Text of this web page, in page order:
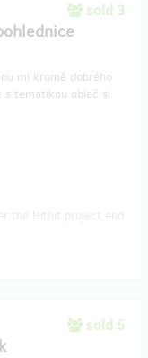
sold 3
mi kromě dobrého
s tematikou obleč si
sold 5